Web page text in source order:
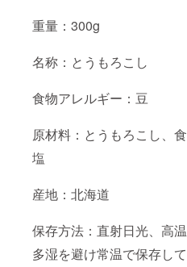
重量：300g
名称：とうもろこし
食物アレルギー：豆
原材料：とうもろこし、食
塩
産地：北海道
保存方法：直射日光、高温
多湿を避け常温で保存して